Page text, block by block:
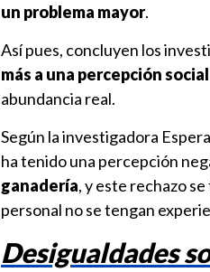
un problema mayor.
Así pues, concluyen los
más a una percepción
abundancia real.
Según la investigadora
ha tenido una percepción
ganadería, y este rechazo
personal no se tengan
Desigualdades